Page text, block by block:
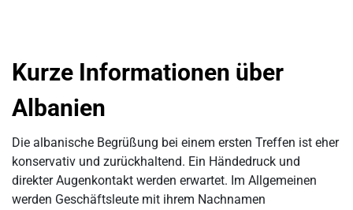
Kurze Informationen über
Albanien
Die albanische Begrüßung bei einem ersten Treffen ist eher
konservativ und zurückhaltend. Ein Händedruck und
direkter Augenkontakt werden erwartet. Im Allgemeinen
werden Geschäftsleute mit ihrem Nachnamen